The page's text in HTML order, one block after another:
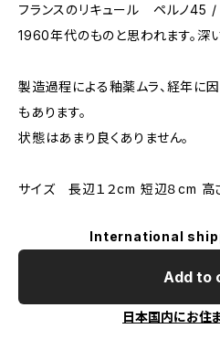
フランスのリキュール ペルノ45 /
1960年代のものと思われます。深
製造過程による釉薬ムラ、経年に因
もあります。
状態はあまり良くありません。
サイズ 長辺１２cm 短辺８cm 高
International
Add to
日本国内にお住